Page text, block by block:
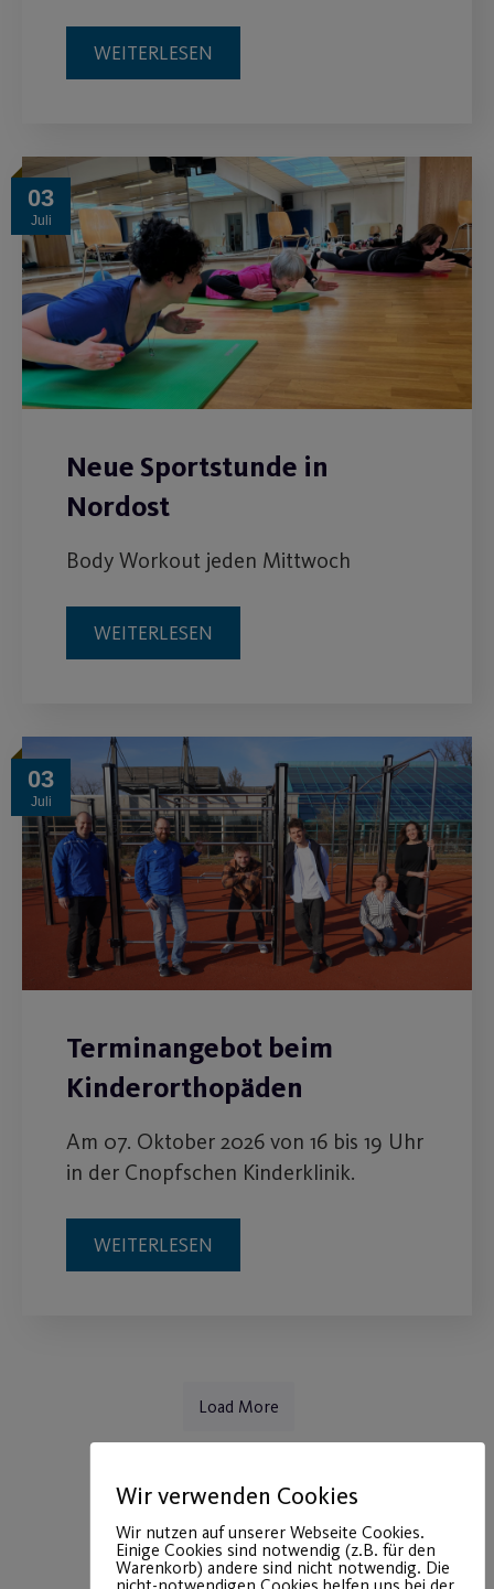
WEITERLESEN
03
Juli
Neue Sportstunde in
Nordost
Body Workout jeden Mittwoch
WEITERLESEN
03
Juli
Terminangebot beim
Kinderorthopäden
Am 07. Oktober 2026 von 16 bis 19 Uhr
in der Cnopfschen Kinderklinik.
WEITERLESEN
Load More
Wir verwenden Cookies
Wir nutzen auf unserer Webseite Cookies.
Einige Cookies sind notwendig (z.B. für den
Warenkorb) andere sind nicht notwendig. Die